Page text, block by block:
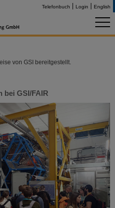
Telefonbuch Login English
von GSI bereitgestellt.
bei GSI/FAIR